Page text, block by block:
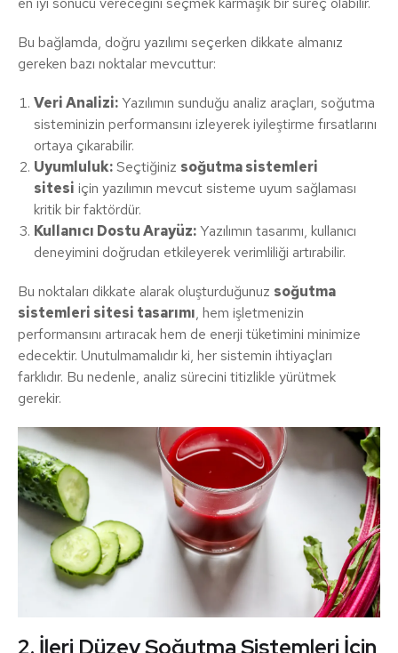
Bu bağlamda, doğru yazılımı seçerken dikkate almanız
gereken bazı noktalar mevcuttur:
Veri Analizi:Yazılımın sunduğu analiz araçları, soğutma
sisteminizin performansını izleyerek iyileştirme fırsatlarını
ortaya çıkarabilir.
Uyumluluk:Seçtiğiniz soğutma sistemleri
sitesi için yazılımın mevcut sisteme uyum sağlaması
kritik bir faktördür.
Kullanıcı Dostu Arayüz:Yazılımın tasarımı, kullanıcı
deneyimini doğrudan etkileyerek verimliliği artırabilir.
Bu noktaları dikkate alarak oluşturduğunuz soğutma
sistemleri sitesi tasarımı, hem işletmenizin
performansını artıracak hem de enerji tüketimini minimize
edecektir. Unutulmamalıdır ki, her sistemin ihtiyaçları
farklıdır. Bu nedenle, analiz sürecini titizlikle yürütmek
gerekir.
2. İleri Düzey Soğutma Sistemleri İçin